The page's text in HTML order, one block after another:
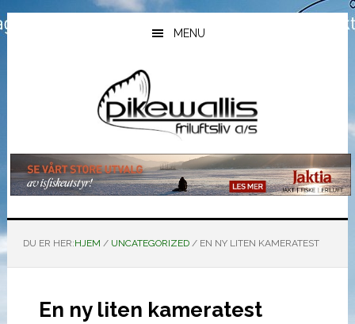
Hopp
til
Hopp
til
Hopp
til
MENU
DU ER HER:HJEM / UNCATEGORIZED /EN NY LITEN KAMERATEST
En ny liten kameratest